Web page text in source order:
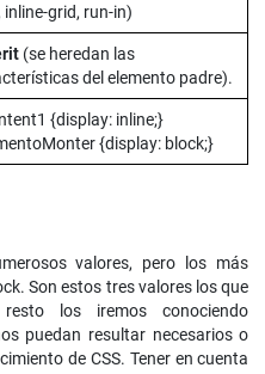
inline-grid, run-in)
(se heredan las
del elemento padre).
{display: inline;}
{display: block;}
valores, pero los más
Son estos tres valores los que
los iremos conociendo
puedan resultar necesarios o
de CSS. Tener en cuenta